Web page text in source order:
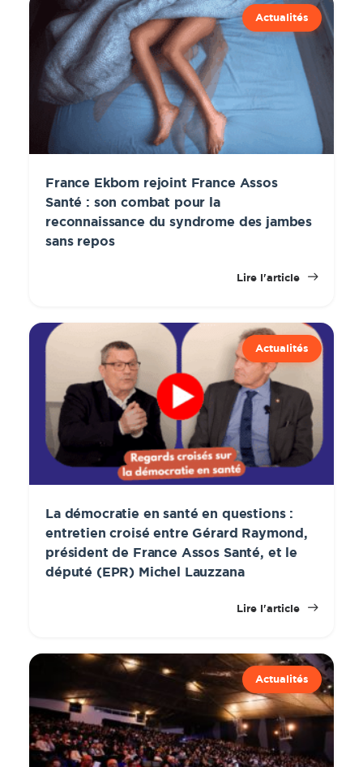
Actualités
France Ekbom rejoint France Assos
Santé : son combat pour la
reconnaissance du syndrome des jambes
sans repos
Lire l'article
Actualités
La démocratie en santé en questions :
entretien croisé entre Gérard Raymond,
président de France Assos Santé, et le
député (EPR) Michel Lauzzana
Lire l'article
Actualités